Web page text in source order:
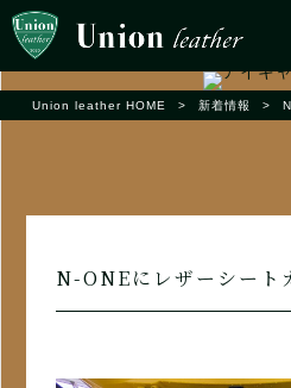
Union leather HOME > 新着情報 >
N-ONEにレザーシート